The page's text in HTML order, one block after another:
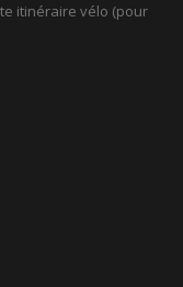
itinéraire vélo (pour